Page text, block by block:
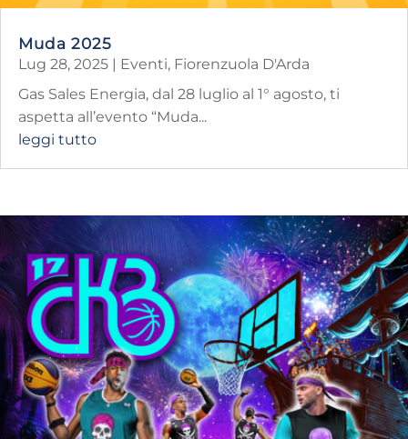
Muda 2025
Lug 28, 2025 | Eventi, Fiorenzuola D'Arda
Gas Sales Energia, dal 28 luglio al 1° agosto, ti
aspetta all’evento “Muda...
leggi tutto